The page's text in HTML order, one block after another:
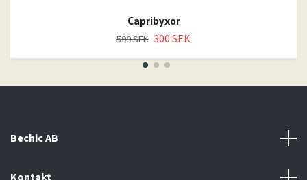
Capribyxor
599 SEK 300 SEK
Bechic AB
Kontakt